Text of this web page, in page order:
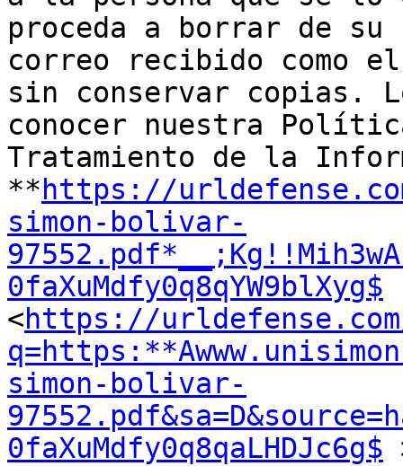
proceda a borrar de
correo recibido como
sin conservar copias.
conocer nuestra
Tratamiento de la
** https://
simon-bolivar-
0faXuMdfy0q8qYW9blXyg$
<https://
simon-bolivar-
0faXuMdfy0q8qaLHDJc6g$